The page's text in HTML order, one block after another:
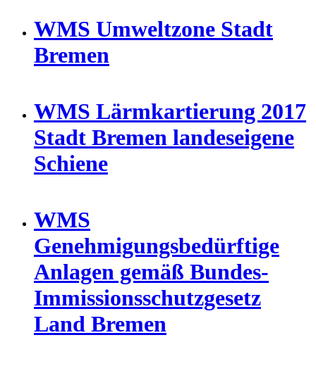
WMS Umweltzone Stadt
Bremen
WMS Lärmkartierung 2017
Stadt Bremen landeseigene
Schiene
WMS
Genehmigungsbedürftige
Anlagen gemäß Bundes-
Immissionsschutzgesetz
Land Bremen